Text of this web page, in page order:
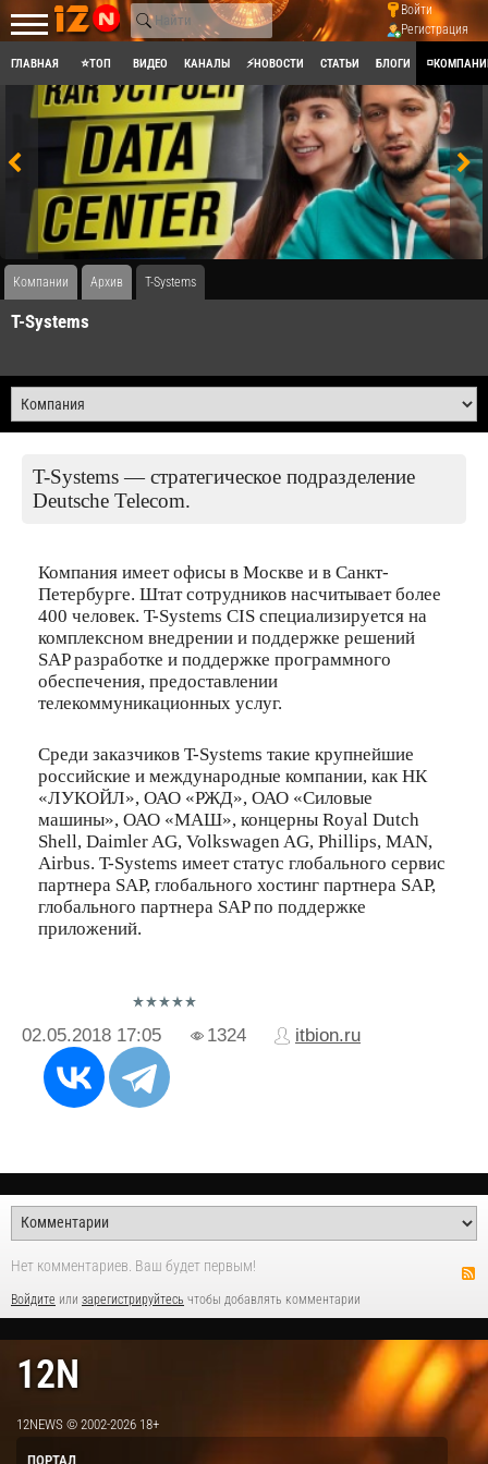
Войти
Регистрация
ГЛАВНАЯ ⭐ТОП ВИДЕО КАНАЛЫ ⚡НОВОСТИ СТАТЬИ БЛОГИ
Компании Архив T-Systems
T-Systems
T-Systems — стратегическое подразделение
Deutsche Telecom.
Компания имеет офисы в Москве и в Санкт-
Петербурге. Штат сотрудников насчитывает более
400 человек. T-Systems CIS специализируется на
комплексном внедрении и поддержке решений
SAP разработке и поддержке программного
обеспечения, предоставлении
телекоммуникационных услуг.
Среди заказчиков T-Systems такие крупнейшие
российские и международные компании, как НК
«ЛУКОЙЛ», ОАО «РЖД», ОАО «Силовые
машины», ОАО «МАШ», концерны Royal Dutch
Shell, Daimler AG, Volkswagen AG, Phillips, MAN,
Airbus. T-Systems имеет статус глобального сервис
партнера SAP, глобального хостинг партнера SAP,
глобального партнера SAP по поддержке
приложений.
02.05.2018 17:05 1324 itbion.ru
Нет комментариев. Ваш будет первым!
Войдите или зарегистрируйтесь чтобы добавлять комментарии
12N
12NEWS © 2002-2026 18+
ПОРТАЛ